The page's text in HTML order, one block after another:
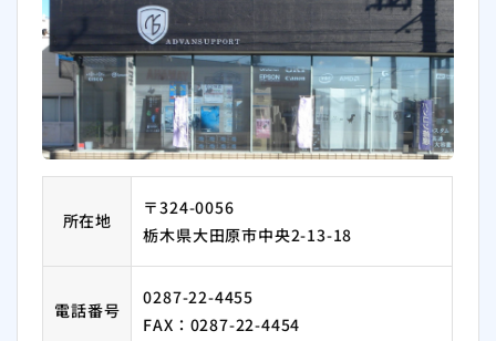
所在地
〒324-0056
栃木県大田原市中央2-13-18
電話番号
0287-22-4455
FAX：0287-22-4454